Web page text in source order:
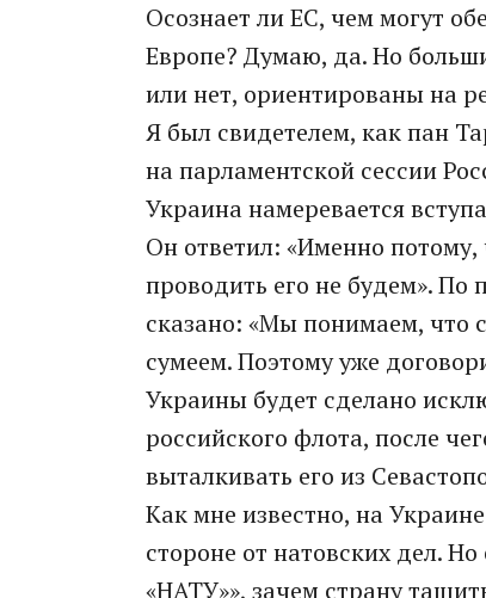
Осознает ли ЕС, чем могут
Европе? Думаю, да. Но
или нет, ориентированы на
Я был свидетелем, как пан
на парламентской сессии
Украина намеревается
Он ответил: «Именно
проводить его не будем». По
сказано: «Мы понимаем, что
сумеем. Поэтому уже
Украины будет сделано
российского флота, после
выталкивать его из
Как мне известно, на
стороне от натовских дел.
«НАТУ»», зачем страну